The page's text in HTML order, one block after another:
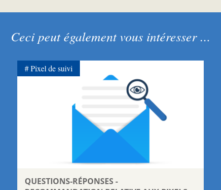
Ceci peut également vous intéresser ...
QUESTIONS-RÉPONSES -
Pixel de suivi